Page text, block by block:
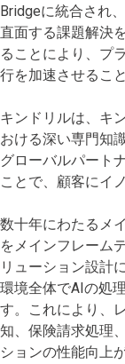
Bridgeに統合され
直面する課題解決
ることにより、プ
行を加速させるこ
キンドリルは、キ
おける深い専門知
グローバルパート
ことで、顧客にイ
数十年にわたるメ
をメインフレーム
リューション設計
環境全体でAIの処
す。これにより、
知、保険請求処理
ションの性能向上